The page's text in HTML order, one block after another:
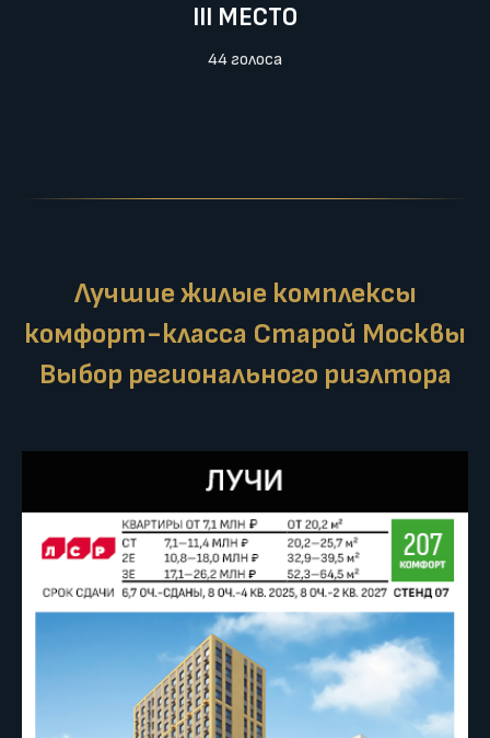
III МЕСТО
44 голоса
Лучшие жилые комплексы
комфорт-класса Старой Москвы
Выбор регионального риэлтора